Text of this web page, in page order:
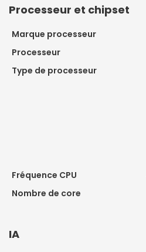
Processeur et chipset
Marque processeur
Processeur
Type de processeur
Fréquence CPU
Nombre de core
IA